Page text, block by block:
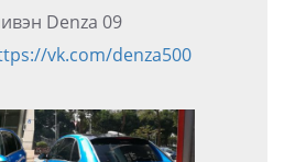
Denza 09
vk.com/denza500